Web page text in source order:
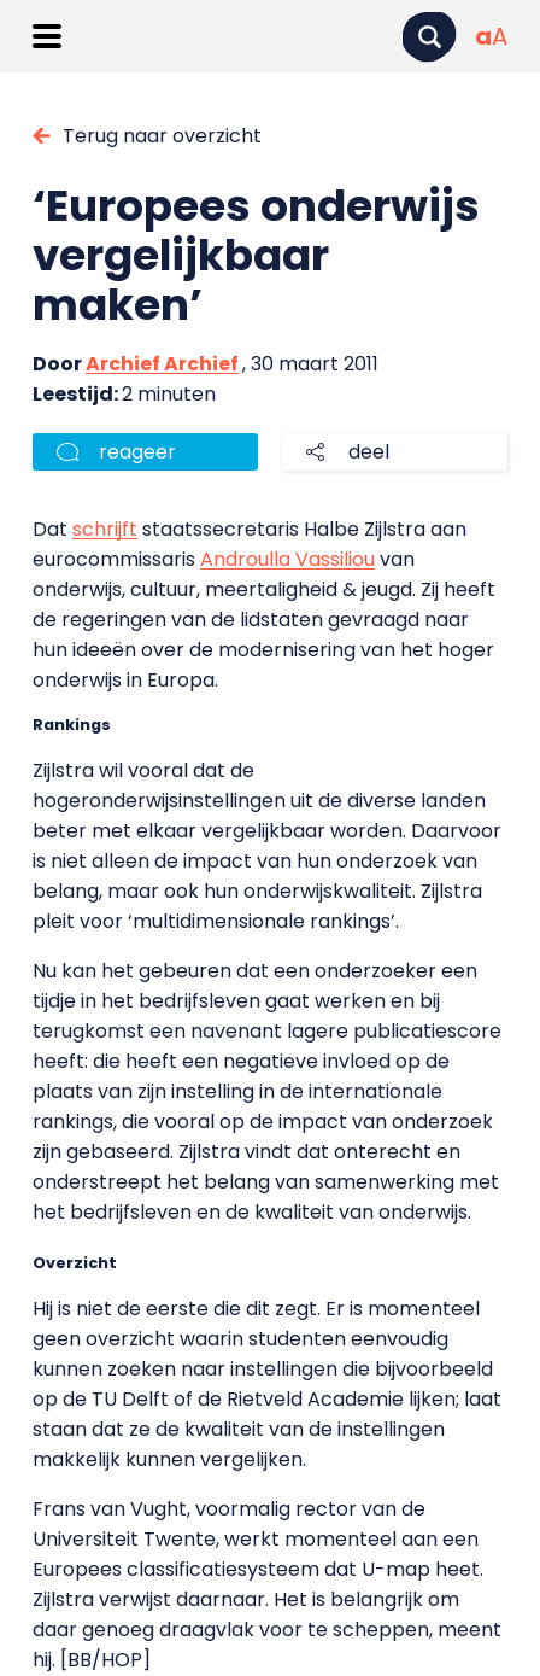
aA
Terug naar overzicht
‘Europees onderwijs
vergelijkbaar
maken’
DoorArchief Archief, 30 maart 2011
Leestijd:2 minuten
reageer deel
Dat schrijft staatssecretaris Halbe Zijlstra aan
eurocommissarisAndroulla Vassiliouvan
onderwijs, cultuur, meertaligheid & jeugd. Zij heeft
de regeringen van de lidstaten gevraagd naar
hun ideeën over de modernisering van het hoger
onderwijs in Europa.
Rankings
Zijlstra wil vooral dat de
hogeronderwijsinstellingen uit de diverse landen
beter met elkaar vergelijkbaar worden. Daarvoor
is niet alleen de impact van hun onderzoek van
belang, maar ook hun onderwijskwaliteit. Zijlstra
pleit voor ‘multidimensionale rankings’.
Nu kan het gebeuren dat een onderzoeker een
tijdje in het bedrijfsleven gaat werken en bij
terugkomst een navenant lagere publicatiescore
heeft: die heeft een negatieve invloed op de
plaats van zijn instelling in de internationale
rankings, die vooral op de impact van onderzoek
zijn gebaseerd. Zijlstra vindt dat onterecht en
onderstreept het belang van samenwerking met
het bedrijfsleven en de kwaliteit van onderwijs.
Overzicht
Hij is niet de eerste die dit zegt. Er is momenteel
geen overzicht waarin studenten eenvoudig
kunnen zoeken naar instellingen die bijvoorbeeld
op de TU Delft of de Rietveld Academie lijken; laat
staan dat ze de kwaliteit van de instellingen
makkelijk kunnen vergelijken.
Frans van Vught, voormalig rector van de
Universiteit Twente, werkt momenteel aan een
Europees classificatiesysteem dat U-map heet.
Zijlstra verwijst daarnaar. Het is belangrijk om
daar genoeg draagvlak voor te scheppen, meent
hij. [BB/HOP]